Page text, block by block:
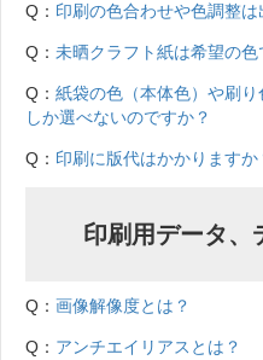
Q： 印刷の色合わせや色調整は
Q： 未晒クラフト紙は希望の色
Q： 紙袋の色（本体色）や刷
しか選べないのですか？
Q： 印刷に版代はかかりますか
印刷用データ、
Q： 画像解像度とは？
Q： アンチエイリアスとは？